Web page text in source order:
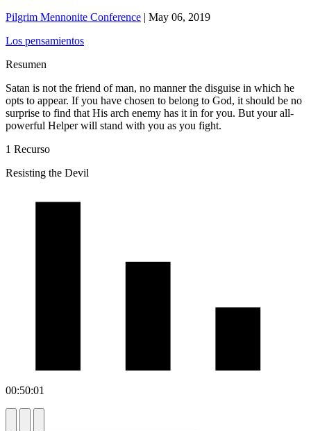
Pilgrim Mennonite Conference | May 06, 2019
Los pensamientos
Resumen
Satan is not the friend of man, no manner the disguise in which he
opts to appear. If you have chosen to belong to God, it should be no
surprise to find that His arch enemy has it in for you. But your all-
powerful Helper will stand with you as you fight.
1 Recurso
Resisting the Devil
00:50:01